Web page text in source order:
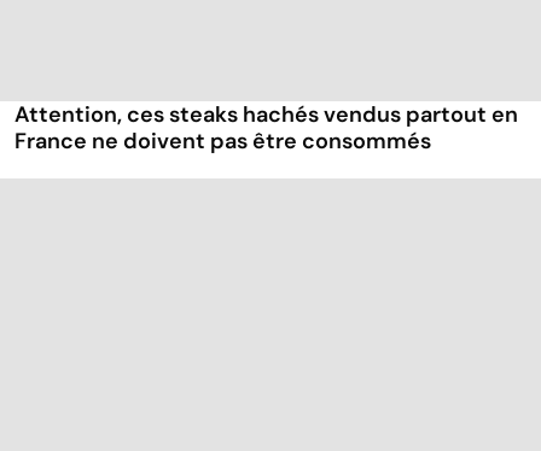
Attention, ces steaks hachés vendus partout en
France ne doivent pas être consommés